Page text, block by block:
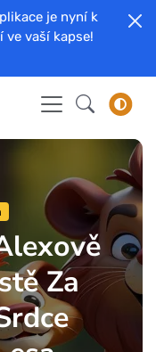
je nyní k
vaší kapse!
Za